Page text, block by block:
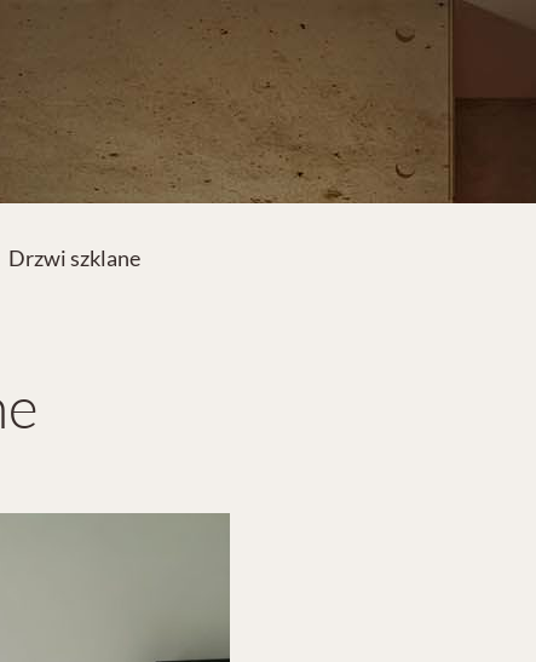
Drzwi szklane